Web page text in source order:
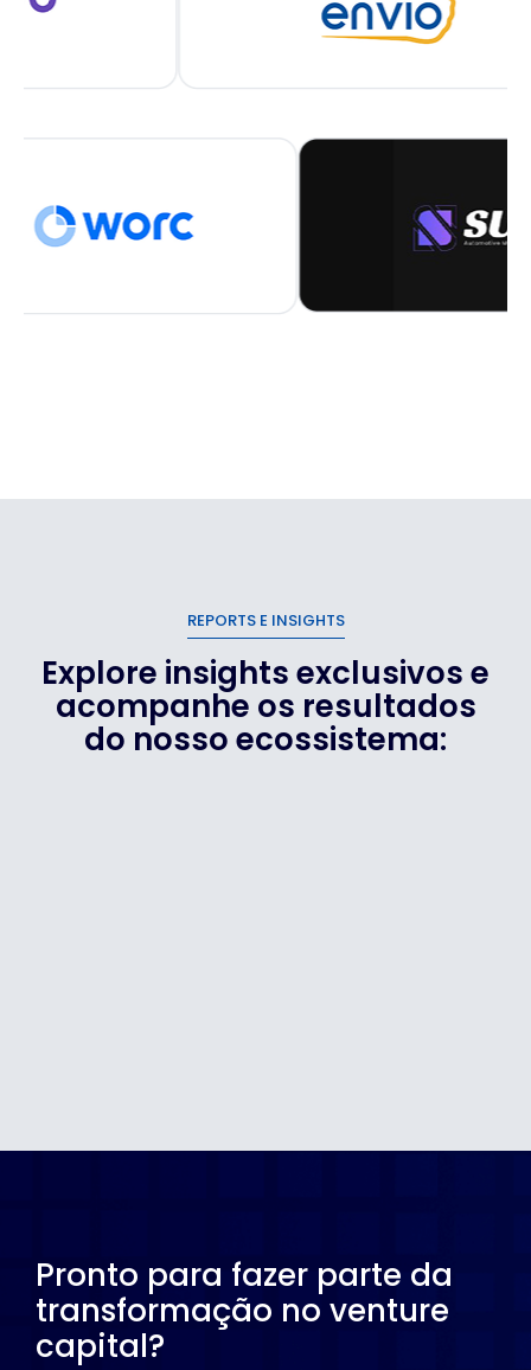
REPORTS E INSIGHTS
Explore insights exclusivos e
acompanhe os resultados
do nosso ecossistema:
Pronto para fazer parte da
transformação no venture
capital?